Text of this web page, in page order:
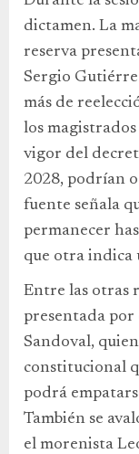
dictamen. La
reserva
Sergio
más de
los
vigor del
2028, podrían
fuente señala
permanecer
que otra indica
Entre las otras
presentada por
Sandoval,
constitucional
podrá
También se
el morenista